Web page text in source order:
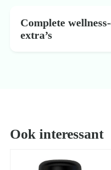
Complete
extra’s
Ook interessant